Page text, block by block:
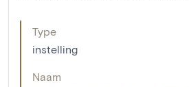
Type
instelling
Naam